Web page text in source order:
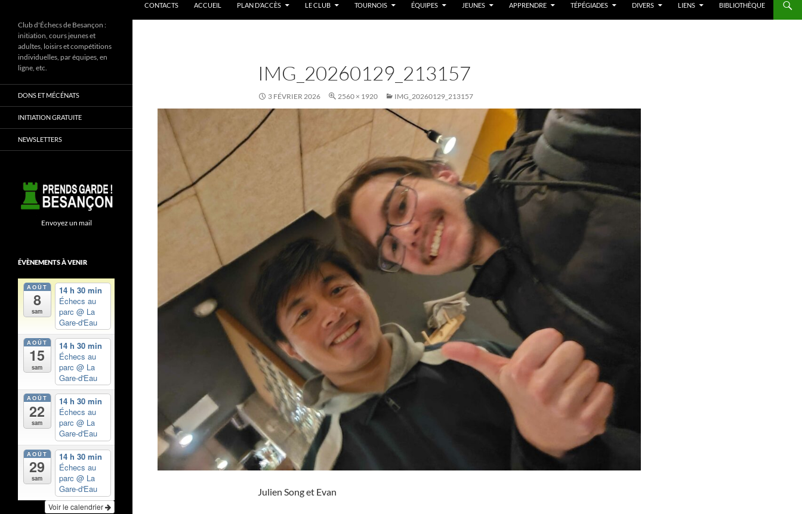
CONTACTS
ACCUEIL PLAN D’ACCÈS LE CLUB TOURNOIS ÉQUIPES JEUNES APPRENDRE TÉPÉGIADES DIVERS LIENS BIBLIOTHÈQUE
IMG_20260129_213157
3 FÉVRIER 2026 2560 × 1920 IMG_20260129_213157
Julien Song et Evan
Club d'Échecs de Besançon :
initiation, cours jeunes et
adultes, loisirs et compétitions
individuelles, par équipes, en
ligne, etc.
DONS ET MÉCÉNATS
INITIATION GRATUITE
NEWSLETTERS
Envoyez un mail
ÉVÈNEMENTS À VENIR
AOÛT
8
sam
14 h 30 min
Échecs au
parc @ La
Gare-d'Eau
AOÛT
15
sam
14 h 30 min
Échecs au
parc @ La
Gare-d'Eau
AOÛT
22
sam
14 h 30 min
Échecs au
parc @ La
Gare-d'Eau
AOÛT
29
sam
14 h 30 min
Échecs au
parc @ La
Gare-d'Eau
Voir le calendrier